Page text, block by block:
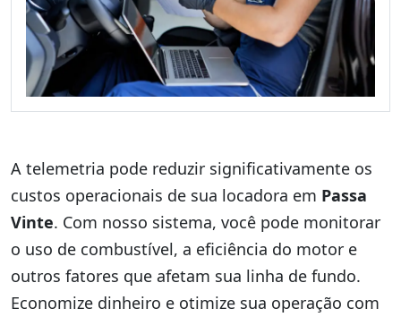
A telemetria pode reduzir significativamente os
custos operacionais de sua locadora em Passa
Vinte. Com nosso sistema, você pode monitorar
o uso de combustível, a eficiência do motor e
outros fatores que afetam sua linha de fundo.
Economize dinheiro e otimize sua operação com